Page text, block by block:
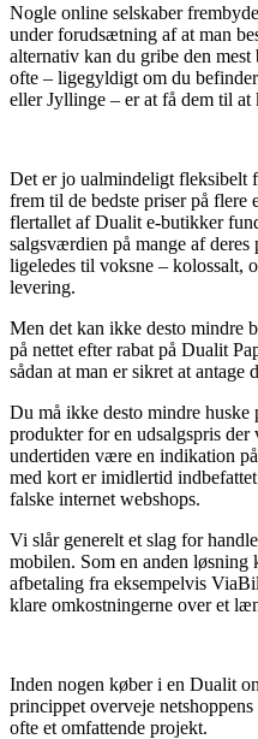
Nogle online selskaber
under forudsætning af at man
alternativ kan du gribe den
ofte – ligegyldigt om du
eller Jyllinge – er at få dem til at
Det er jo ualmindeligt fleksibelt
frem til de bedste priser på flere
flertallet af Dualit e-butikker
salgsværdien på mange af
ligeledes til voksne – kolossalt,
levering.
Men det kan ikke desto mindre
på nettet efter rabat på Dualit
sådan at man er sikret at antage
Du må ikke desto mindre huske
produkter for en udsalgspris
undertiden være en indikation
med kort er imidlertid
falske internet webshops.
Vi slår generelt et slag for
mobilen. Som en anden
afbetaling fra eksempelvis
klare omkostningerne over et
Inden nogen køber i en Dualit
princippet overveje
ofte et omfattende projekt.